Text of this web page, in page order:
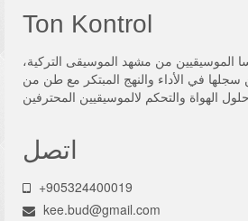
Ton Kontrol
الموسيقيين من مشهد الموسيقى التركية،
في الأداء والنهج المبتكر مع طن من
اتصل
+905324400019
kee.bud@gmail.com